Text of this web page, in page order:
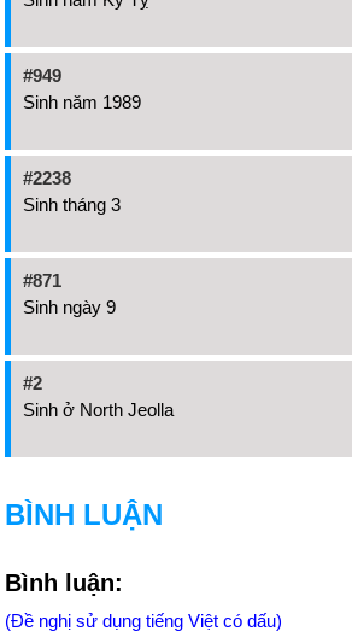
#949
Sinh năm 1989
#2238
Sinh tháng 3
#871
Sinh ngày 9
#2
Sinh ở North Jeolla
BÌNH LUẬN
Bình luận:
(Đề nghị sử dụng tiếng Việt có dấu)